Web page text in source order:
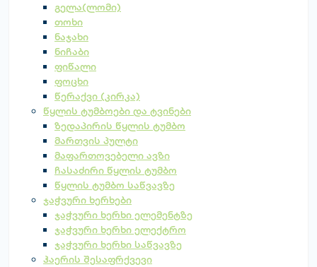
გელა(ლომი)
თოხი
ნაჯახი
ნიჩაბი
ფიწალი
ფოცხი
წერაქვი (კირკა)
წყლის ტუმბოები და ტვინები
ზედაპირის წყლის ტუმბო
მართვის პულტი
მაფართოვებელი ავზი
ჩასაძირი წყლის ტუმბო
წყლის ტუმბო საწვავზე
ჯაჭვური ხერხები
ჯაჭვური ხერხი ელემენტზე
ჯაჭვური ხერხი ელექტრო
ჯაჭვური ხერხი საწვავზე
ჰაერის შესაფრქვევი